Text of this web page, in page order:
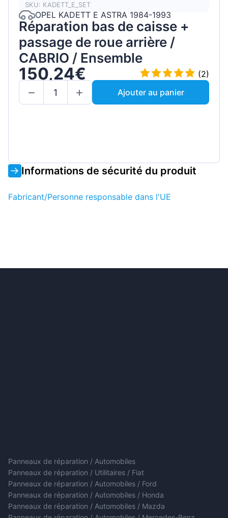
SKU: KADETT_E_SET
OPEL KADETT E ASTRA 1984-1993
Réparation bas de caisse +
passage de roue arrière /
CABRIO / Ensemble
150,24€
(2)
Ajouter au panier
Informations de sécurité du produit
Fabricant/Personne responsable dans l'UE
Panneaux de réparation / Automobiles
Panneaux de réparation / Utilitaires / Fiat
Panneaux de réparation / Automobiles / Ford
Panneaux de réparation / Automobiles / Honda
Panneaux de réparation / Automobiles / Mazda